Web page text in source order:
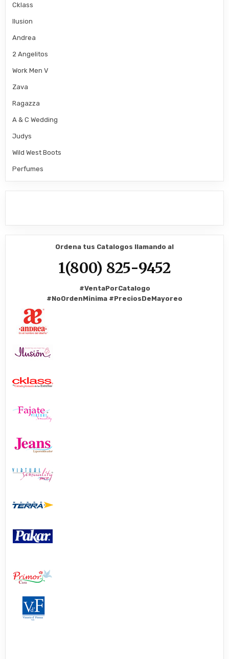
Cklass
Ilusion
Andrea
2 Angelitos
Work Men V
Zava
Ragazza
A & C Wedding
Judys
Wild West Boots
Perfumes
Ordena tus Catalogos llamando al
1(800) 825-9452
#VentaPorCatalogo
#NoOrdenMinima #PreciosDeMayoreo